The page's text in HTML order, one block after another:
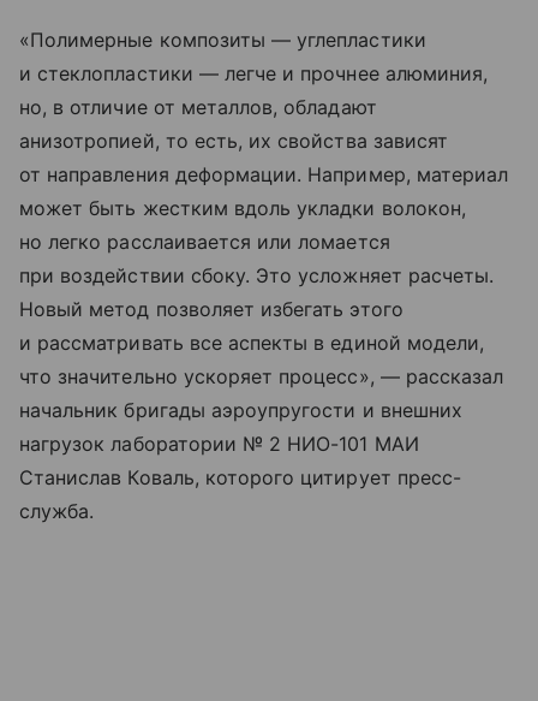
«Полимерные композиты — углепластики
и стеклопластики — легче и прочнее алюминия,
но, в отличие от металлов, обладают
анизотропией, то есть, их свойства зависят
от направления деформации. Например, материал
может быть жестким вдоль укладки волокон,
но легко расслаивается или ломается
при воздействии сбоку. Это усложняет расчеты.
Новый метод позволяет избегать этого
и рассматривать все аспекты в единой модели,
что значительно ускоряет процесс», — рассказал
начальник бригады аэроупругости и внешних
нагрузок лаборатории № 2 НИО-101 МАИ
Станислав Коваль, которого цитирует пресс-
служба.